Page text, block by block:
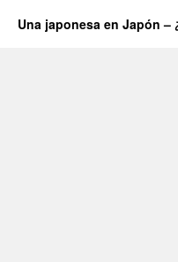
Una japonesa en Japón –